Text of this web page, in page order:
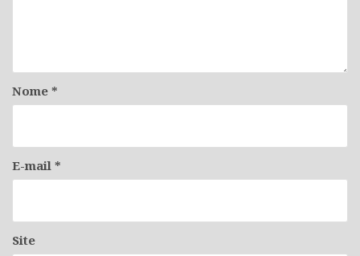
Nome *
E-mail *
Site